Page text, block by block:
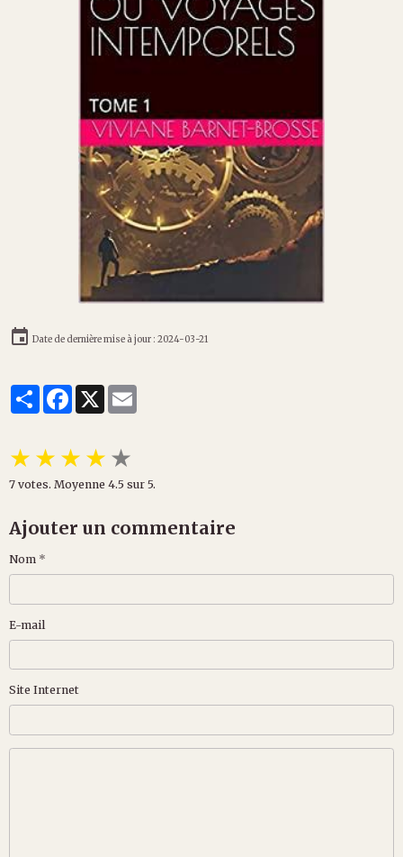
Date de dernière mise à jour : 2024-03-21
PartagerFacebook
X
★★★★★
7 votes. Moyenne 4.5 sur 5.
Ajouter un commentaire
Nom
E-mail
Site Internet